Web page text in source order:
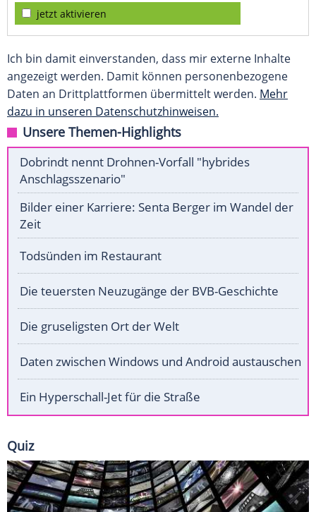
jetzt aktivieren
Ich bin damit einverstanden, dass mir externe Inhalte
angezeigt werden. Damit können personenbezogene
Daten an Drittplattformen übermittelt werden. Mehr
dazu in unseren Datenschutzhinweisen.
Unsere Themen-Highlights
Dobrindt nennt Drohnen-Vorfall "hybrides
Anschlagsszenario"
Bilder einer Karriere: Senta Berger im Wandel der
Zeit
Todsünden im Restaurant
Die teuersten Neuzugänge der BVB-Geschichte
Die gruseligsten Ort der Welt
Daten zwischen Windows und Android austauschen
Ein Hyperschall-Jet für die Straße
Quiz